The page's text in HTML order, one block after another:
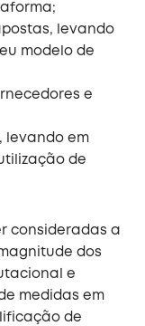
levando
modelo de
e
levando em
de
consideradas a
dos
e
medidas em
de